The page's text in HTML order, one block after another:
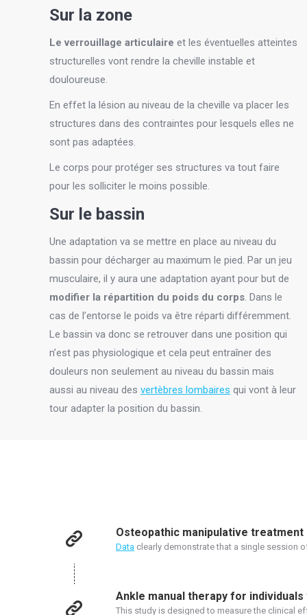
Sur la zone
Le verrouillage articulaire et les éventuelles atteintes
structurelles vont rendre la cheville instable et
douloureuse.
En effet la lésion au niveau de la cheville va placer les
structures dans des contraintes pour lesquels elles ne
sont pas adaptées.
Le corps pour protéger ses structures va tout faire
pour les solliciter le moins possible.
Sur le bassin
Une adaptation va se mettre en place au niveau du
bassin pour décharger au maximum le pied. Par un jeu
musculaire, il y aura une adaptation ayant pour but de
modifier la répartition du poids du corps. Dans le
cas de l’entorse le poids va être réparti différemment.
Le bassin va donc se retrouver dans une position qui
n’est pas physiologique et cela peut entraîner des
douleurs non seulement au niveau du bassin mais
aussi au niveau des vertèbres lombaires qui vont à leur
tour adapter la position du bassin.
Osteopathic manipulative
Data clearly demonstrate that a single session
Ankle manual therapy for
This study is designed to measure the clinical